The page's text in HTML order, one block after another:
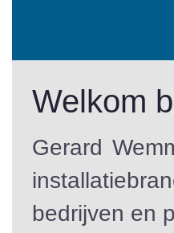
Welkom
Gerard
bedrijven en